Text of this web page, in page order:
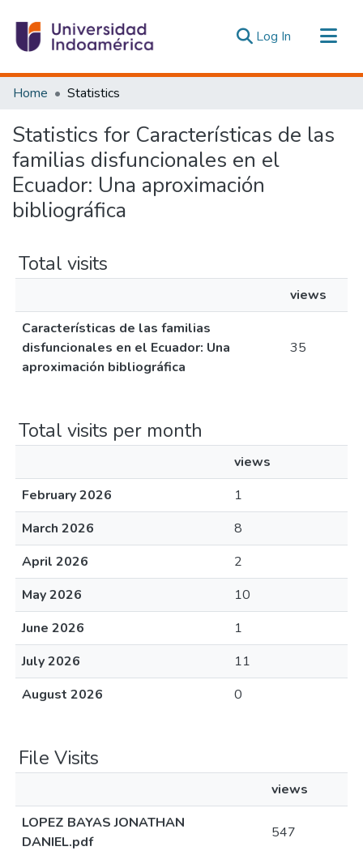
Log In (current)
Communities & Collections
Estadísticas Externas
Home Statistics
Statistics for Características de las
familias disfuncionales en el
Ecuador: Una aproximación
bibliográfica
Total visits
views
Características de las familias
disfuncionales en el Ecuador: Una
aproximación bibliográfica
35
Total visits per month
views
February 2026
1
March 2026
8
April 2026
2
May 2026
10
June 2026
1
July 2026
11
August 2026
0
File Visits
views
LOPEZ BAYAS JONATHAN
DANIEL.pdf
547